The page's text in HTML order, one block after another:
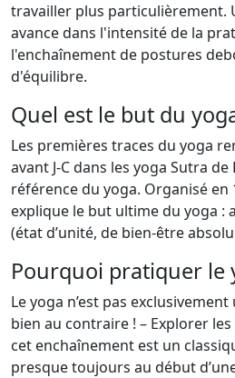
travailler plus particulièrement.
avance dans l'intensité de la
l'enchaînement de postures
d'équilibre.
Quel est le but du
Les premières traces du yoga
avant J-C dans les yoga Sutra
référence du yoga. Organisé en
explique le but ultime du yoga :
(état d’unité, de bien-être
Pourquoi pratiquer le
Le yoga n’est pas
bien au contraire ! – Explorer
cet enchaînement est un
presque toujours au début